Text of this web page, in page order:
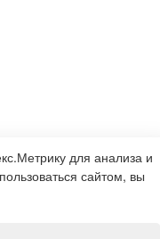
для анализа и
сайтом, вы